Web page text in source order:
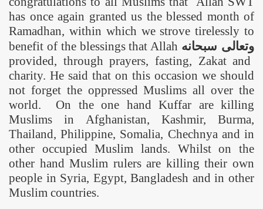
has once again granted us the blessed month of
Ramadhan, within which we strove tirelessly to
benefit of the blessings that Allah سبحانه وتعالى
provided, through prayers, fasting, Zakat and
charity. He said that on this occasion we should
not forget the oppressed Muslims all over the
world. On the one hand Kuffar are killing
Muslims in Afghanistan, Kashmir, Burma,
Thailand, Philippine, Somalia, Chechnyaand in
other occupied Muslim lands. Whilst on the
other hand Muslim rulers are killing their own
people in Syria, Egypt,Bangladesh and in other
Muslim countries.